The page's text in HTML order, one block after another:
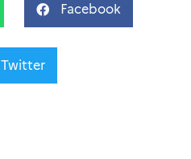
Facebook
Twitter